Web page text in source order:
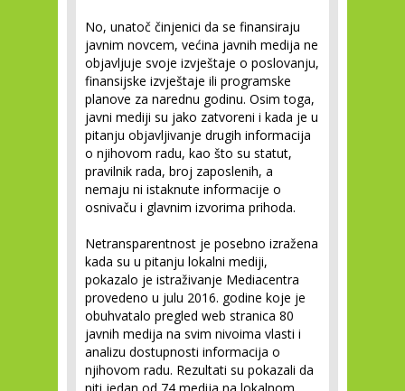
No, unatoč činjenici da se finansiraju
javnim novcem, većina javnih medija ne
objavljuje svoje izvještaje o poslovanju,
finansijske izvještaje ili programske
planove za narednu godinu. Osim toga,
javni mediji su jako zatvoreni i kada je u
pitanju objavljivanje drugih informacija
o njihovom radu, kao što su statut,
pravilnik rada, broj zaposlenih, a
nemaju ni istaknute informacije o
osnivaču i glavnim izvorima prihoda.
Netransparentnost je posebno izražena
kada su u pitanju lokalni mediji,
pokazalo je istraživanje Mediacentra
provedeno u julu 2016. godine koje je
obuhvatalo pregled web stranica 80
javnih medija na svim nivoima vlasti i
analizu dostupnosti informacija o
njihovom radu. Rezultati su pokazali da